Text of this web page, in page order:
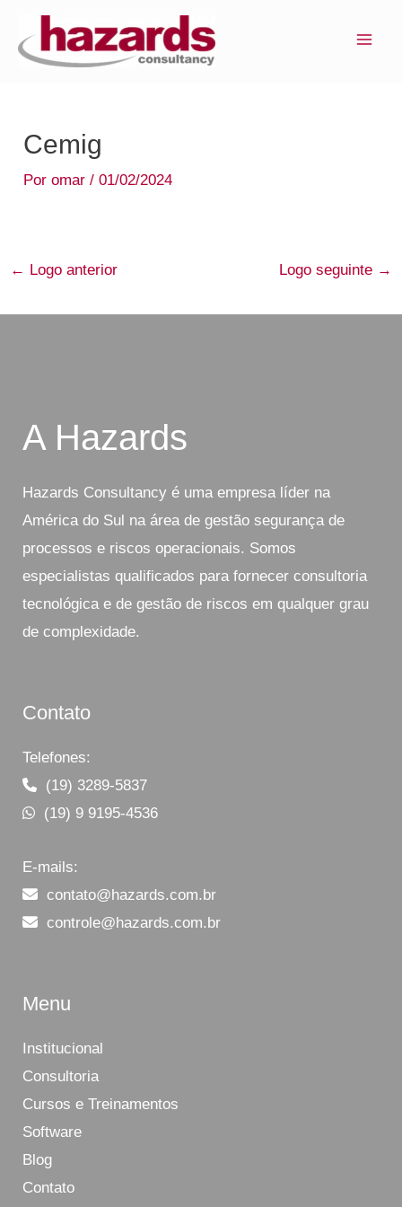
para
Cemig
Poromar/01/02/2024
← Logo anterior Logo seguinte →
A Hazards
Hazards Consultancy é uma empresa líder na
América do Sul na área de gestão segurança de
processos e riscos operacionais. Somos
especialistas qualificados para fornecer consultoria
tecnológica e de gestão de riscos em qualquer grau
de complexidade.
Contato
Telefones:
(19) 3289-5837
(19) 9 9195-4536
E-mails:
contato@hazards.com.br
controle@hazards.com.br
Menu
Institucional
Consultoria
Cursos e Treinamentos
Software
Blog
Contato